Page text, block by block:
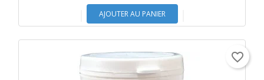
AJOUTER AU PANIER
favorite_border